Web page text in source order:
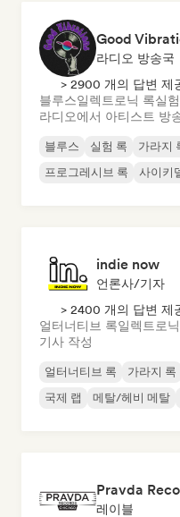
Good
라디오 방송국
> 2900 개의 답변 제
블루스일렉트로닉 록실
라디오에서 아티스트 방
블루스 실험 록 가라지
프로그레시브 록
사이키
indie now
언론사/기자
> 2400 개의 답변 제
얼터너티브 록일렉트로
기사 작성
얼터너티브 록 가라지 록
국제 랩
메탈/헤비 메탈
Pravda
레이블